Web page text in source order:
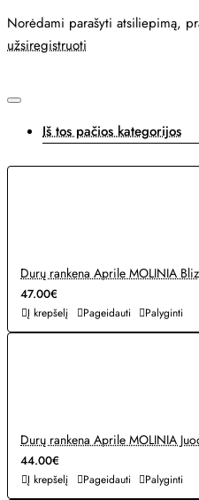
Norėdami parašyti atsiliepimą,
užsiregistruoti
Iš tos pačios kategorijos
Durų rankena Aprile MOLINIA
47.00€
Į krepšelį Pageidauti Palyginti
Durų rankena Aprile MOLINIA
44.00€
Į krepšelį Pageidauti Palyginti